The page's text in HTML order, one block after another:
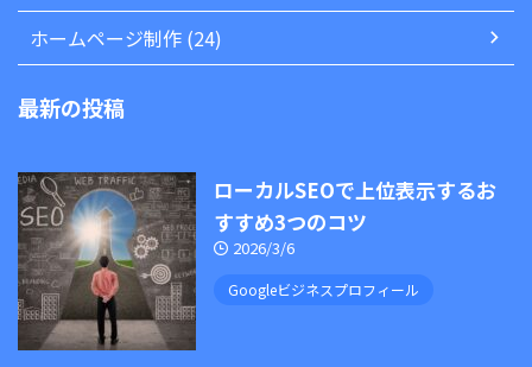
ホームページ制作 (24)
最新の投稿
ローカルSEOで上位表示するお
すすめ3つのコツ
2026/3/6
Googleビジネスプロフィール